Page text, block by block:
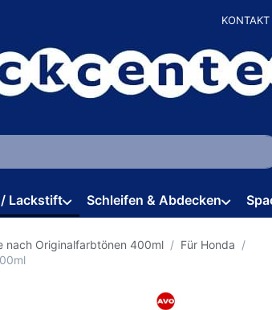
KONTAKT
Während Sie tippen, erscheinen
Lackstift Schleifen & Abdecken
nach Originalfarbtönen 400ml
Für Honda